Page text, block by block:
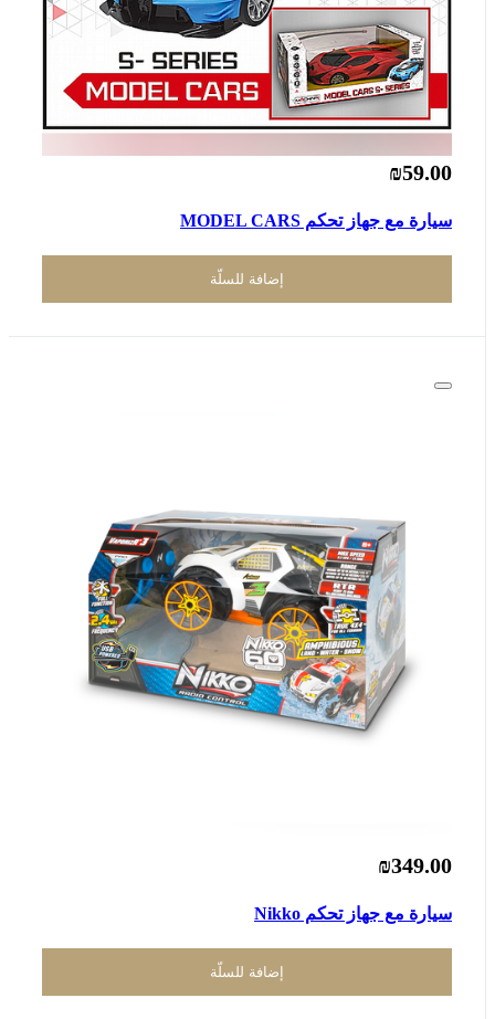
₪59.00
سيارة مع جهاز تحكم MODEL CARS
إضافة للسلّة
₪349.00
سيارة مع جهاز تحكم Nikko
إضافة للسلّة